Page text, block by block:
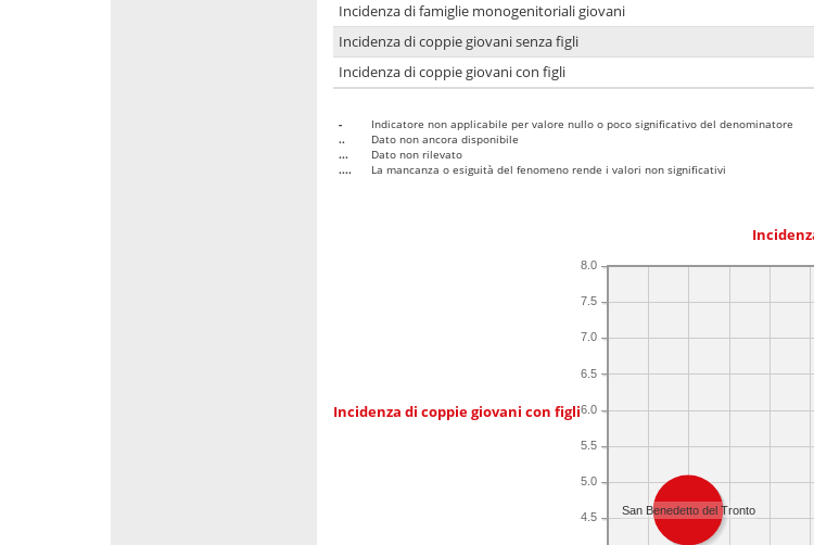
Incidenza di famiglie monogenitoriali giovani
Incidenza di coppie giovani senza figli
Incidenza di coppie giovani con figli
-
Indicatore non applicabile per valore nullo o poco significativo del denominatore
..
Dato non ancora disponibile
...
Dato non rilevato
....
La mancanza o esiguità del fenomeno rende i valori non significativi
Incidenza di coppie giovani con figli
4.5
5.0
5.5
6.0
6.5
7.0
7.5
8.0
San Benedetto del Tronto